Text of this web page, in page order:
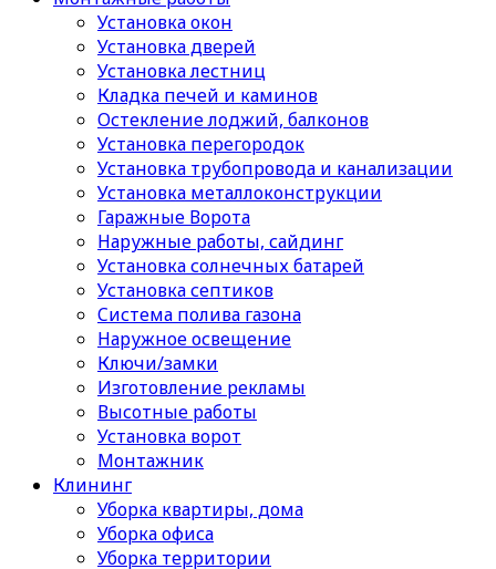
Установка окон
Установка дверей
Установка лестниц
Кладка печей и каминов
Остекление лоджий, балконов
Установка перегородок
Установка трубопровода и канализации
Установка металлоконструкции
Гаражные Ворота
Наружные работы, сайдинг
Установка солнечных батарей
Установка септиков
Cистема полива газона
Наружное освещение
Ключи/замки
Изготовление рекламы
Высотные работы
Установка ворот
Монтажник
Клининг
Уборка квартиры, дома
Уборка офиса
Уборка территории